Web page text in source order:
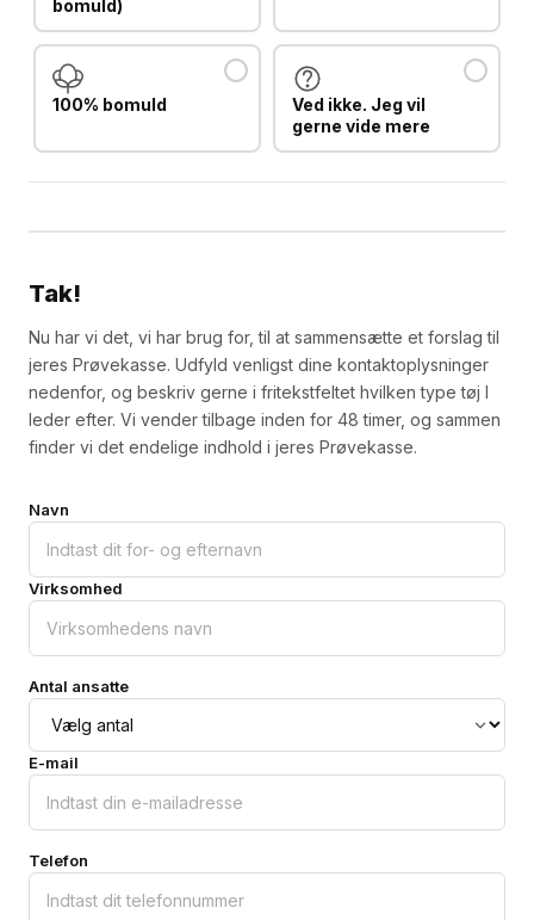
bomuld)
100% bomuld
Ved ikke. Jeg vil
gerne vide mere
Tak!
Nu har vi det, vi har brug for, til at sammensætte et forslag til
jeres Prøvekasse. Udfyld venligst dine kontaktoplysninger
nedenfor, og beskriv gerne i fritekstfeltet hvilken type tøj I
leder efter. Vi vender tilbage inden for 48 timer, og sammen
finder vi det endelige indhold i jeres Prøvekasse.
Navn
Virksomhed
Antal ansatte
E-mail
Telefon